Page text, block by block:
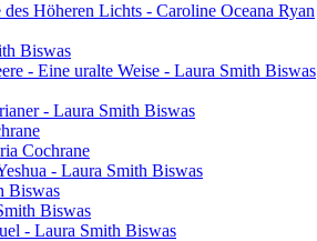
Höheren Lichts - Caroline Oceana Ryan
Biswas
- Eine uralte Weise - Laura Smith Biswas
- Laura Smith Biswas
Cochrane
- Laura Smith Biswas
Biswas
Biswas
- Laura Smith Biswas